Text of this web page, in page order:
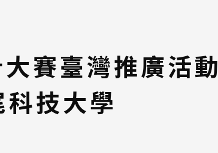
賽臺灣推廣活動
技大學